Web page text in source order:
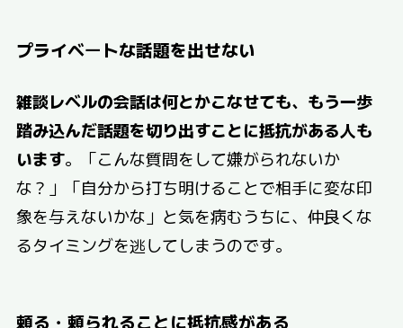
プライベートな話題を出せない
雑談レベルの会話は何とかこなせても、もう一歩
踏み込んだ話題を切り出すことに抵抗がある人も
います。「こんな質問をして嫌がられないか
な？」「自分から打ち明けることで相手に変な印
象を与えないかな」と気を病むうちに、仲良くな
るタイミングを逃してしまうのです。
頼る・頼られることに抵抗感がある